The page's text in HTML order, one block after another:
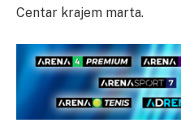
Centar krajem marta.